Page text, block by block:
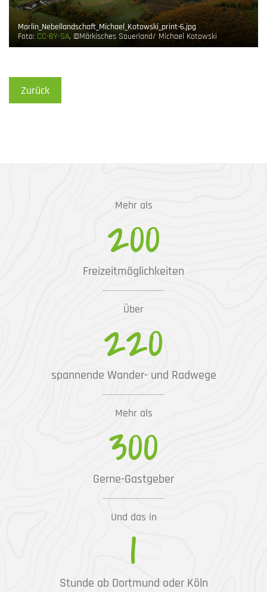
Marlin_Nebellandschaft_Michael_Kotowski_print-6.jpg
Foto: CC-BY-SA, ©Märkisches Sauerland/ Michael Kotowski
Zurück
Mehr als
200
Freizeitmöglichkeiten
Über
220
spannende Wander- und Radwege
Mehr als
300
Gerne-Gastgeber
Und das in
1
Stunde ab Dortmund oder Köln